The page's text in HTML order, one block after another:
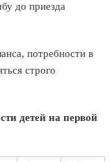
до приезда
потребности в
строго
детей на первой